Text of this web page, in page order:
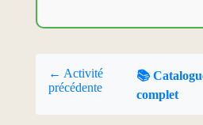
← Activité
précédente
📚
complet